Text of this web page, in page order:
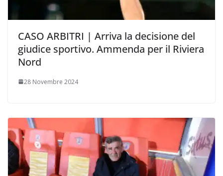
CASO ARBITRI | Arriva la decisione del
giudice sportivo. Ammenda per il Riviera
Nord
28 Novembre 2024